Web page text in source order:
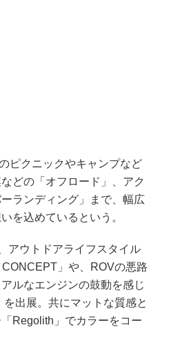
ピクニックやキャンプなど
どの「オフロード」、アク
ランディング」まで、幅広
を込めているという。
アウトドアライフスタイル
」や、ROVの悪路
ルなエンジンの鼓動を感じ
出展。共にマットな質感と
Regolith」でカラーをコー